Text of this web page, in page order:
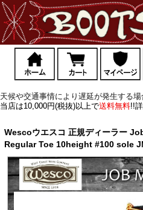
天候や交通事情により遅延が発生する場
当店は10,000円(税抜)以上で送料無料!!
Wescoウエスコ 正規ディーラー
Regular Toe 10height #100 sole